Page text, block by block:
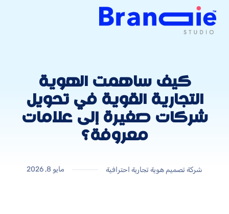
كيف ساهمت الهوية
التجارية القوية في تحويل
شركات صغيرة إلى علامات
معروفة؟
شركة تصميم هوية تجارية احترافية مايو 8, 2026